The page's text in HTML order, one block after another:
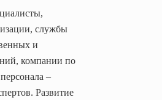
службы
и
компании по
–
Развитие